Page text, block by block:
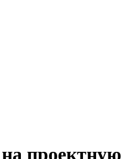
проектную